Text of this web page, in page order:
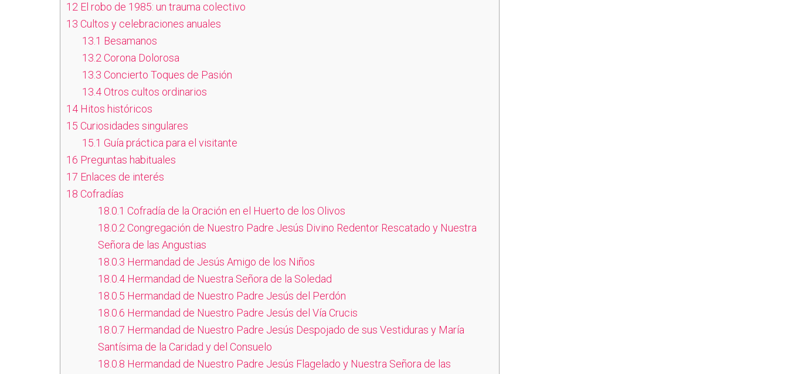
12 El robo de 1985: un trauma colectivo
13 Cultos y celebraciones anuales
13.1 Besamanos
13.2 Corona Dolorosa
13.3 Concierto Toques de Pasión
13.4Otros cultos ordinarios
14 Hitos históricos
15 Curiosidades singulares
15.1 Guía práctica para el visitante
16 Preguntas habituales
17 Enlaces de interés
18 Cofradías
18.0.1 Cofradía de la Oración en el Huerto de los Olivos
18.0.2 Congregación de Nuestro Padre Jesús Divino Redentor Rescatado y Nuestra
Señora de las Angustias
18.0.3 Hermandad de Jesús Amigo de los Niños
18.0.4 Hermandad de Nuestra Señora de la Soledad
18.0.5 Hermandad de Nuestro Padre Jesús del Perdón
18.0.6 Hermandad de Nuestro Padre Jesús del Vía Crucis
18.0.7 Hermandad de Nuestro Padre Jesús Despojado de sus Vestiduras y María
Santísima de la Caridad y del Consuelo
18.0.8 Hermandad de Nuestro Padre Jesús Flagelado y Nuestra Señora de las